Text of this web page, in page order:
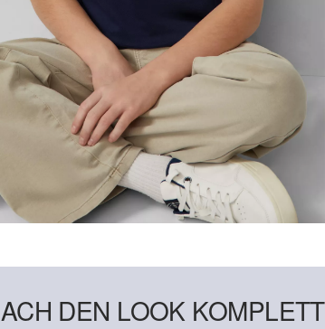
DEN LOOK KOMPLETT